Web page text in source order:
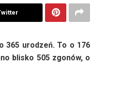
365 urodzeń. To o 176
blisko 505 zgonów, o